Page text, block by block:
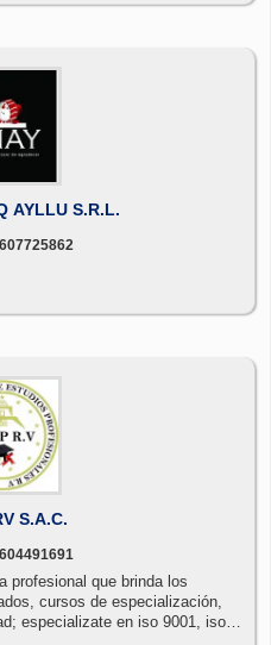
AYLLU S.R.L.
S.A.C.
profesional que brinda los
cursos de especialización,
especializate en iso 9001, iso